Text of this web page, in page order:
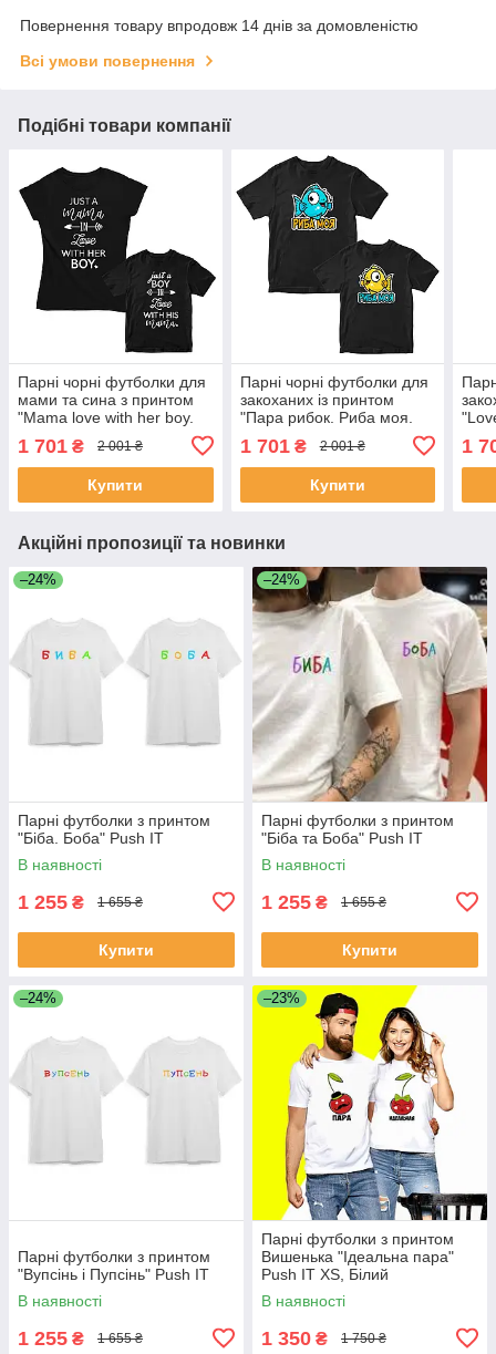
Повернення товару впродовж 14 днів за домовленістю
Всі умови повернення
Подібні товари компанії
Парні чорні футболки для
мами та сина з принтом
"Mama love with her boy.
Push IT
1 701 ₴ 2 001 ₴
Купити
Парні чорні футболки для
закоханих із принтом
"Пара рибок. Риба моя.
Синя і жовта рибки" Push
IT
1 701₴ 2 001 ₴
Купити
1
Акційні пропозиції та новинки
–24%
Парні футболки з принтом
"Біба. Боба" Push IT
В наявності
1 255 ₴ 1 655 ₴
Купити
–24%
Парні футболки з принтом
"Біба та Боба" Push IT
В наявності
1 255 ₴ 1 655 ₴
Купити
–24%
Парні футболки з принтом
"Вупсінь і Пупсінь" Push IT
В наявності
1 255 ₴ 1 655 ₴
–23%
Парні футболки з принтом
Вишенька "Ідеальна пара"
Push IT XS, Білий
В наявності
1 350 ₴ 1 750 ₴